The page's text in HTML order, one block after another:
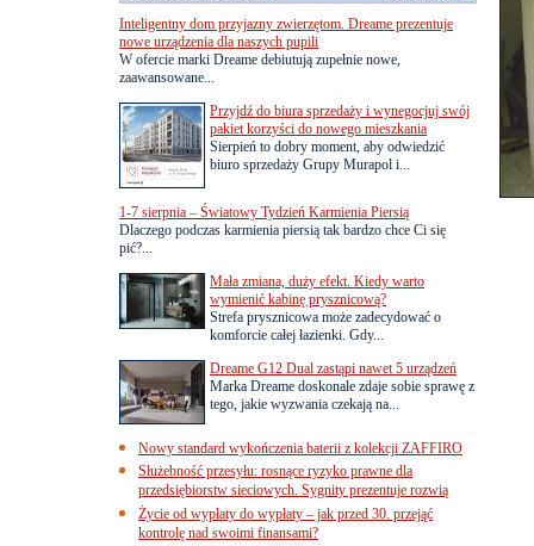
Inteligentny dom przyjazny zwierzętom. Dreame prezentuje
nowe urządzenia dla naszych pupili
W ofercie marki Dreame debiutują zupełnie nowe,
zaawansowane...
Przyjdź do biura sprzedaży i wynegocjuj swój
pakiet korzyści do nowego mieszkania
Sierpień to dobry moment, aby odwiedzić
biuro sprzedaży Grupy Murapol i...
1-7 sierpnia – Światowy Tydzień Karmienia Piersią
Dlaczego podczas karmienia piersią tak bardzo chce Ci się
pić?...
Mała zmiana, duży efekt. Kiedy warto
wymienić kabinę prysznicową?
Strefa prysznicowa może zadecydować o
komforcie całej łazienki. Gdy...
Dreame G12 Dual zastąpi nawet 5 urządzeń
Marka Dreame doskonale zdaje sobie sprawę z
tego, jakie wyzwania czekają na...
Nowy standard wykończenia baterii z kolekcji ZAFFIRO
Służebność przesyłu: rosnące ryzyko prawne dla
przedsiębiorstw sieciowych. Sygnity prezentuje rozwią
Życie od wypłaty do wypłaty – jak przed 30. przejąć
kontrolę nad swoimi finansami?